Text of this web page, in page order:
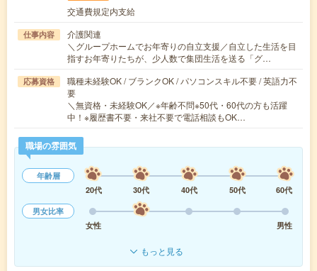
交通費規定内支給
仕事内容
介護関連
＼グループホームでお年寄りの自立支援／自立した生活を目
指すお年寄りたちが、少人数で集団生活を送る「グ…
応募資格
職種未経験OK / ブランクOK / パソコンスキル不要 / 英語力不
要
＼無資格・未経験OK／※年齢不問※50代・60代の方も活躍
中！※履歴書不要・来社不要で電話相談もOK…
職場の雰囲気
年齢層
20代
30代 40代 50代
60代
男女比率
女性
男性
もっと見る